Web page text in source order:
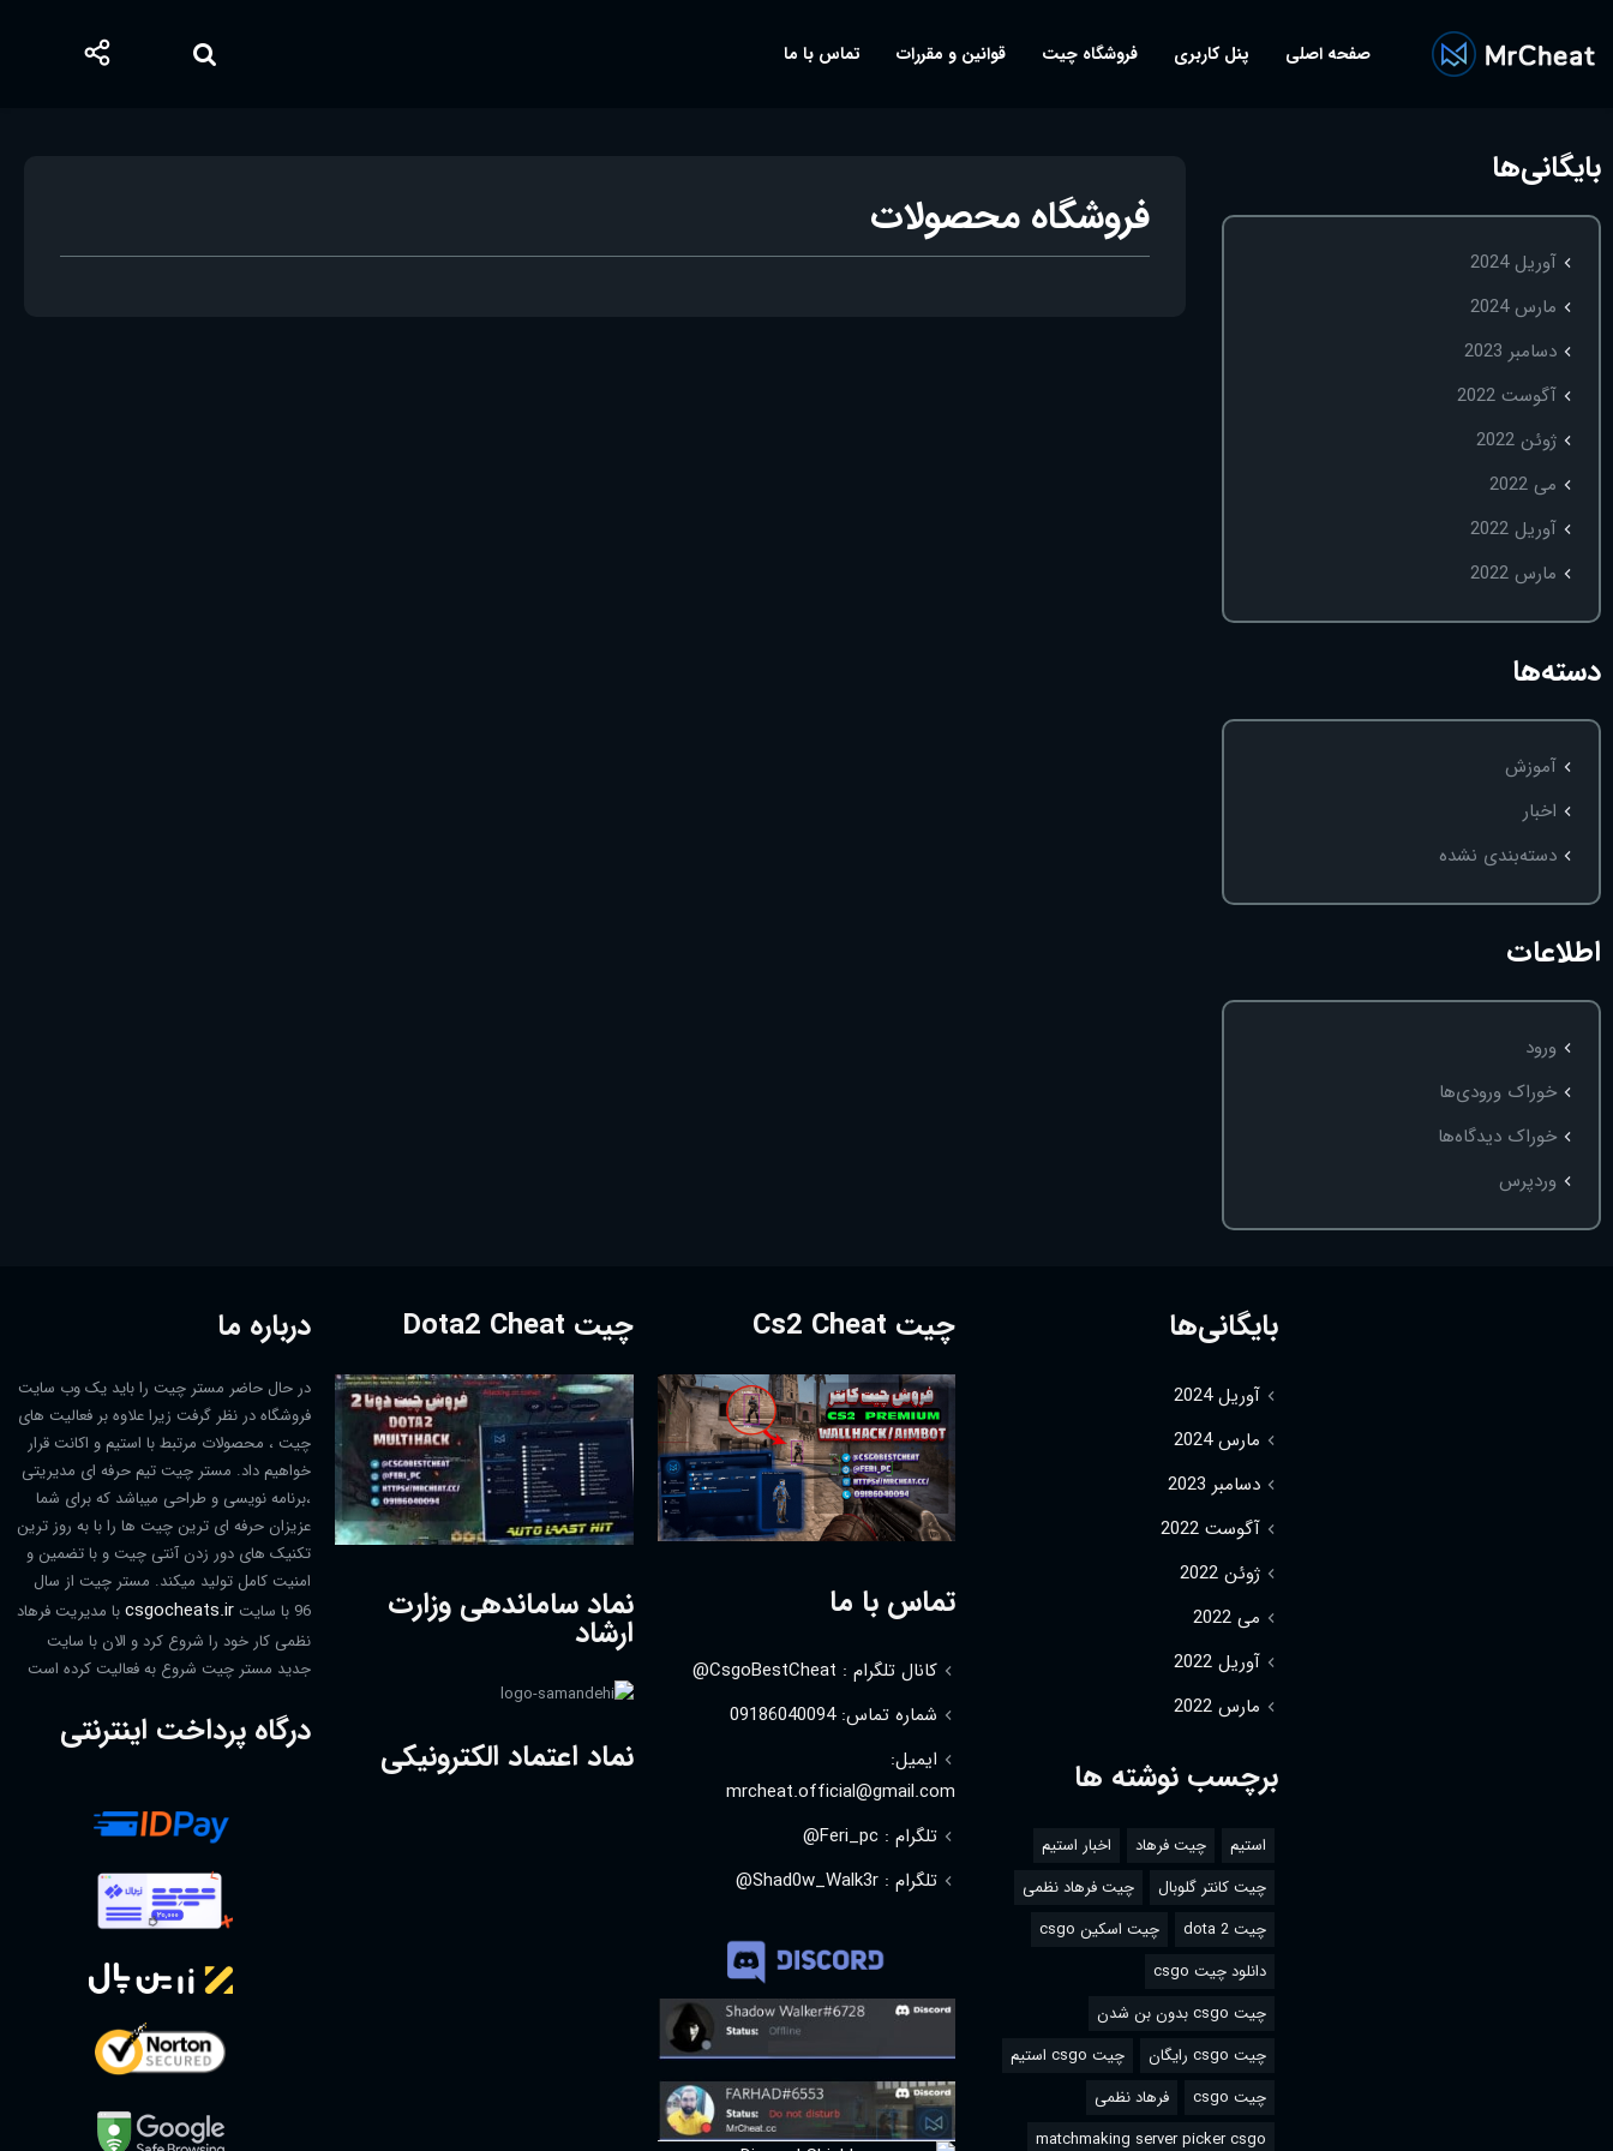
صفحه اصلی پنل کاربری فروشگاه چیت قوانین و مقررات تماس با ما
بایگانی‌ها
آوریل 2024
مارس 2024
دسامبر 2023
آگوست 2022
ژوئن 2022
می 2022
آوریل 2022
مارس 2022
دسته‌ها
آموزش
اخبار
دسته‌بندی نشده
اطلاعات
ورود
خوراک ورودی‌ها
خوراک دیدگاه‌ها
وردپرس
فروشگاه محصولات
بایگانی‌ها
آوریل 2024
مارس 2024
دسامبر 2023
آگوست 2022
ژوئن 2022
می 2022
آوریل 2022
مارس 2022
برچسب نوشته ها
استیم چیت فرهاد
اخبار استیم
چیت کانتر گلوبال
چیت فرهاد نظمی
چیت dota 2
چیت اسکین csgo
دانلود چیت csgo
چیت csgo بدون بن شدن
چیت csgo رایگان
چیت csgo استیم
چیت csgo
فرهاد نظمی
matchmaking server picker csgo
چیت Cs2 Cheat
تماس با ما
کانال تلگرام : CsgoBestCheat@
شماره تماس: 09186040094
ایمیل:
mrcheat.official@gmail.com
تلگرام : Feri_pc@
تلگرام : Shad0w_Walk3r@
چیت Dota2 Cheat
نماد ساماندهی وزارت
ارشاد
نماد اعتماد الکترونیکی
درباره ما
در حال حاضر مستر چیت را باید یک وب سایت
فروشگاه در نظر گرفت زیرا علاوه بر فعالیت های
چیت ، محصولات مرتبط با استیم و اکانت قرار
خواهیم داد. مستر چیت تیم حرفه ای مدیریتی
،برنامه نویسی و طراحی میباشد که برای شما
عزیزان حرفه ای ترین چیت ها را با به روز ترین
تکنیک های دور زدن آنتی چیت و با تضمین و
امنیت کامل تولید میکند. مستر چیت از سال
96 با سایت
csgocheats.irبا مدیریت فرهاد
نظمی کار خود را شروع کرد و الان با سایت
جدید مستر چیت شروع به فعالیت کرده است
درگاه پرداخت اینترنتی